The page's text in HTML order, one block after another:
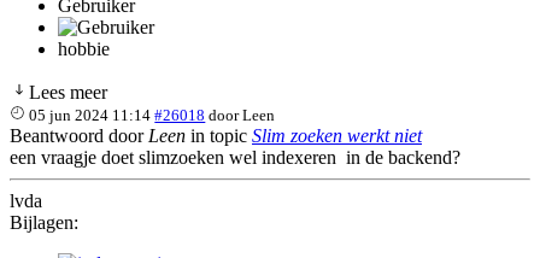
Gebruiker
hobbie
Lees meer
05 jun 2024 11:14 #26018 doorLeen
Beantwoord door Leen in topic Slim zoeken werkt niet
een vraagje doet slimzoeken wel indexeren in de backend?
lvda
Bijlagen: